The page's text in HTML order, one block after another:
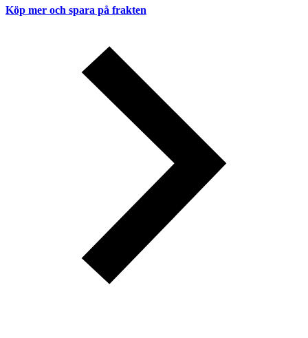
Köp mer och spara på frakten